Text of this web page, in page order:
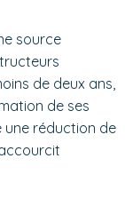
source
de deux ans,
de ses
une réduction de